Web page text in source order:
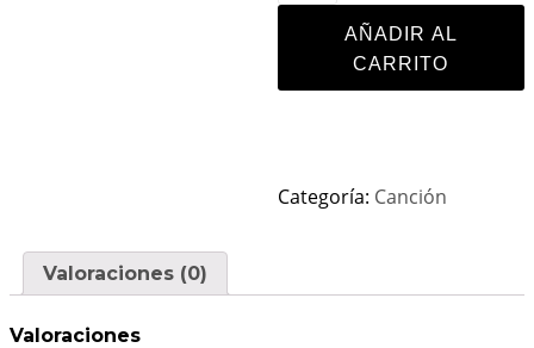
AÑADIR AL
CARRITO
Categoría: Canción
Valoraciones (0)
Valoraciones